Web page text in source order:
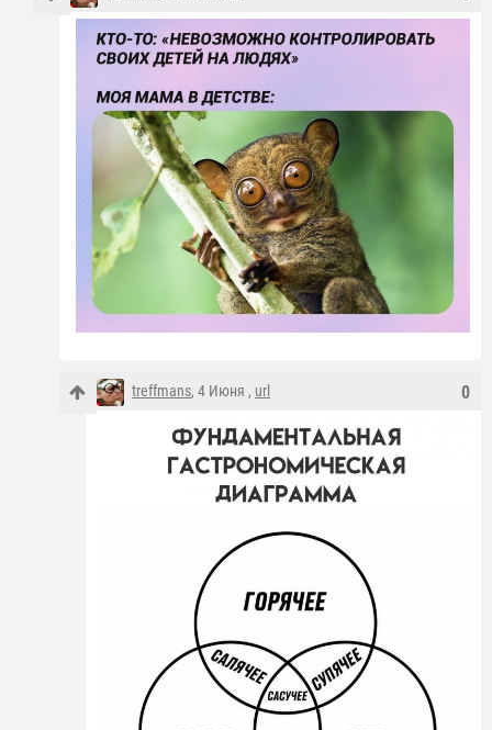
0
treffmans, 4 Июня , url